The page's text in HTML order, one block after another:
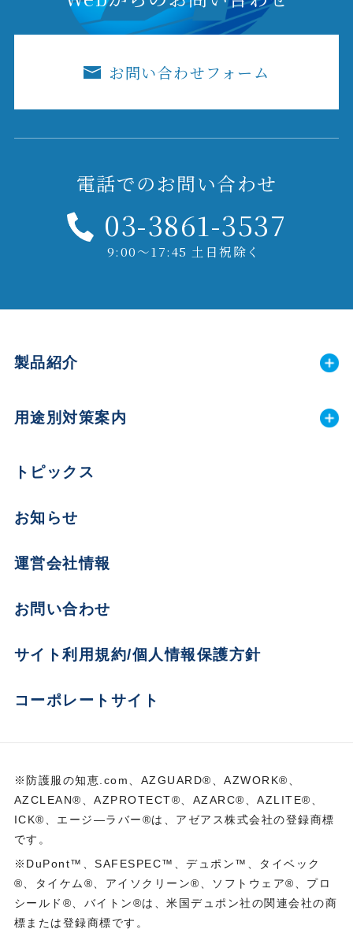
お問い合わせフォーム
電話でのお問い合わせ
03-3861-3537
9:00～17:45 土日祝除く
製品紹介
用途別対策案内
トピックス
お知らせ
運営会社情報
お問い合わせ
サイト利用規約/個人情報保護方針
コーポレートサイト
※防護服の知恵.com、AZGUARD®、AZWORK®、
AZCLEAN®、AZPROTECT®、AZARC®、AZLITE®、
ICK®、エージ―ラバー®は、アゼアス株式会社の登録商標
です。
※DuPont™、SAFESPEC™、デュポン™、タイベック
®、タイケム®、アイソクリーン®、ソフトウェア®、プロ
シールド®、バイトン®は、米国デュポン社の関連会社の商
標または登録商標です。